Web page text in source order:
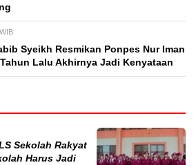
Syeikh Resmikan Ponpes Nur Iman
Lalu Akhirnya Jadi Kenyataan
Sekolah Rakyat
Harus Jadi